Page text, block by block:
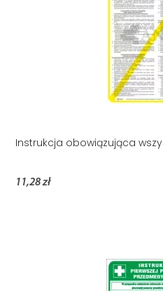
Instrukcja obowiązująca
11,28 zł